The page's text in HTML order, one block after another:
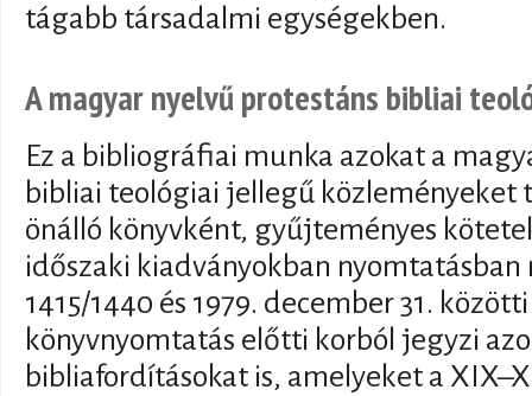
tágabb társadalmi egységekben.
A magyar nyelvű protestáns bibliai
Ez a bibliográfiai munka azokat a
bibliai teológiai jellegű közleményeket
önálló könyvként, gyűjteményes
időszaki kiadványokban
1415/1440 és 1979. december 31.
könyvnyomtatás előtti korból jegyzi
bibliafordításokat is, amelyeket a